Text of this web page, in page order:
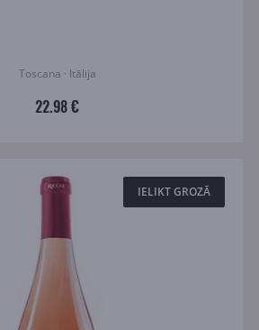
Toscana · Itālija
22.98 €
IELIKT GROZĀ